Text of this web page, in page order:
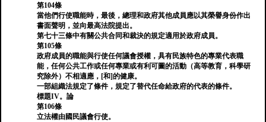
第104條
當他們行使職能時，最後，總理和政府其他成員應以其榮譽身份作出
書面聲明，並向最高法院提出。
第七十三條中有關公共合同和裁決的規定適用於政府成員。
第105條
政府成員的職能與行使任何議會授權，具有民族特色的專業代表職
能，任何公共工作或任何專業或有利可圖的活動（高等教育，科學研
究除外）不相適應，[和]的健康。
一部組織法規定了條件，規定了替代任命給政府的代表的條件。
標題IV。論
第106條
立法權由國民議會行使。